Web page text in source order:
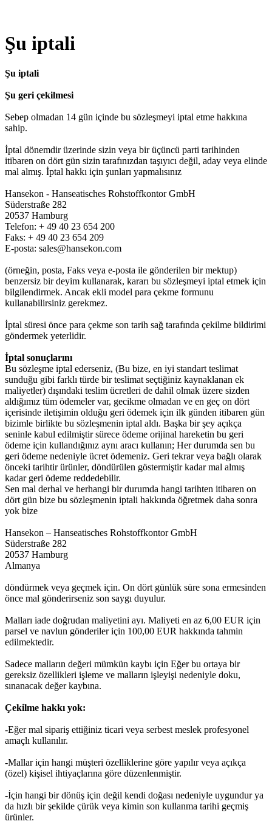
Şu iptali
Şu iptali
Şu geri çekilmesi
Sebep olmadan 14 gün içinde bu sözleşmeyi iptal etme hakkına
sahip.
İptal dönemdir üzerinde sizin veya bir üçüncü parti tarihinden
itibaren on dört gün sizin tarafınızdan taşıyıcı değil, aday veya elinde
mal almış. İptal hakkı için şunları yapmalısınız
Hansekon - Hanseatisches Rohstoffkontor GmbH
Süderstraße 282
20537 Hamburg
Telefon: + 49 40 23 654 200
Faks: + 49 40 23 654 209
E-posta: sales@hansekon.com
(örneğin, posta, Faks veya e-posta ile gönderilen bir mektup)
benzersiz bir deyim kullanarak, kararı bu sözleşmeyi iptal etmek için
bilgilendirmek. Ancak ekli model para çekme formunu
kullanabilirsiniz gerekmez.
İptal süresi önce para çekme son tarih sağ tarafında çekilme bildirimi
göndermek yeterlidir.
İptal sonuçlarını
Bu sözleşme iptal ederseniz, (Bu bize, en iyi standart teslimat
sunduğu gibi farklı türde bir teslimat seçtiğiniz kaynaklanan ek
maliyetler) dışındaki teslim ücretleri de dahil olmak üzere sizden
aldığımız tüm ödemeler var, gecikme olmadan ve en geç on dört
içerisinde iletişimin olduğu geri ödemek için ilk günden itibaren gün
bizimle birlikte bu sözleşmenin iptal aldı. Başka bir şey açıkça
seninle kabul edilmiştir sürece ödeme orijinal hareketin bu geri
ödeme için kullandığınız aynı aracı kullanın; Her durumda sen bu
geri ödeme nedeniyle ücret ödemeniz. Geri tekrar veya bağlı olarak
önceki tarihtir ürünler, döndürülen göstermiştir kadar mal almış
kadar geri ödeme reddedebilir.
Sen mal derhal ve herhangi bir durumda hangi tarihten itibaren on
dört gün bize bu sözleşmenin iptali hakkında öğretmek daha sonra
yok bize
Hansekon – Hanseatisches Rohstoffkontor GmbH
Süderstraße 282
20537 Hamburg
Almanya
döndürmek veya geçmek için. On dört günlük süre sona ermesinden
önce mal gönderirseniz son saygı duyulur.
Malları iade doğrudan maliyetini ayı. Maliyeti en az 6,00 EUR için
parsel ve navlun gönderiler için 100,00 EUR hakkında tahmin
edilmektedir.
Sadece malların değeri mümkün kaybı için Eğer bu ortaya bir
gereksiz özellikleri işleme ve malların işleyişi nedeniyle doku,
sınanacak değer kaybına.
Çekilme hakkı yok:
-Eğer mal sipariş ettiğiniz ticari veya serbest meslek profesyonel
amaçlı kullanılır.
-Mallar için hangi müşteri özelliklerine göre yapılır veya açıkça
(özel) kişisel ihtiyaçlarına göre düzenlenmiştir.
-İçin hangi bir dönüş için değil kendi doğası nedeniyle uygundur ya
da hızlı birşekilde çürük veya kimin son kullanma tarihi geçmiş
ürünler.